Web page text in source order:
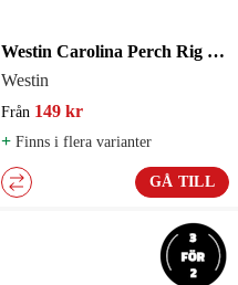
Westin Carolina Perch Rig Kit 2-pack
Westin
Från 149 kr
+ Finns i flera varianter
GÅ TILL